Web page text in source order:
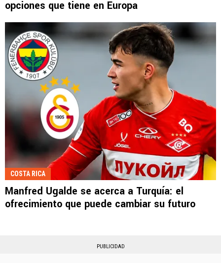
opciones que tiene en Europa
COSTA RICA
Manfred Ugalde se acerca a Turquía: el
ofrecimiento que puede cambiar su futuro
PUBLICIDAD